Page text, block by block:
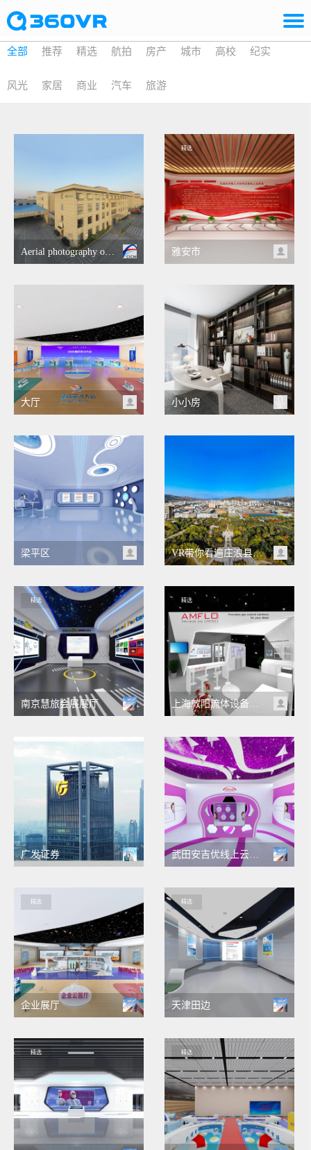
全部 推荐 精选 航拍 房产 城市 高校 纪实
风光 家居 商业 汽车 旅游
Aerial photography of Yalu office
精选
雅安市
大厅 小小房
梁平区 VR带你看遍庄浪县（不断完善中，敬请关注！）
精选
南京慧旅会展展厅
精选
上海敦阳流体设备有限公司-02
广发证券 武田安吉优线上云展厅
精选
企业展厅
精选
天津田边
精选 精选